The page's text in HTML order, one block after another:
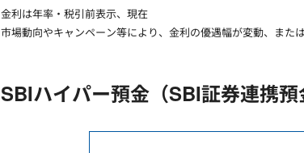
金利は年率・税引前表示、 現在
市場動向やキャンペーン等により、金利の優遇幅が変動、また
SBIハイパー預金（SBI証券連携預